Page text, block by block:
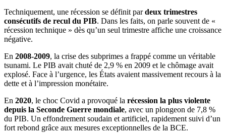
Techniquement, une récession se définit pardeux trimestres
consécutifs de recul du PIB. Dans les faits, on parle souvent de «
récession technique » dès qu’un seul trimestre affiche une croissance
négative.
En 2008-2009, la crise des subprimes a frappé comme un véritable
tsunami. Le PIB avait chuté de 2,9 % en 2009 et le chômage avait
explosé. Face à l’urgence, les États avaient massivement recours à la
dette et à l’impression monétaire.
En 2020, le choc Covid a provoqué la récession la plus violente
depuis la Seconde Guerre mondiale, avec un plongeon de 7,8 %
du PIB. Un effondrement soudain et artificiel, rapidement suivi d’un
fort rebond grâce aux mesures exceptionnelles de la BCE.